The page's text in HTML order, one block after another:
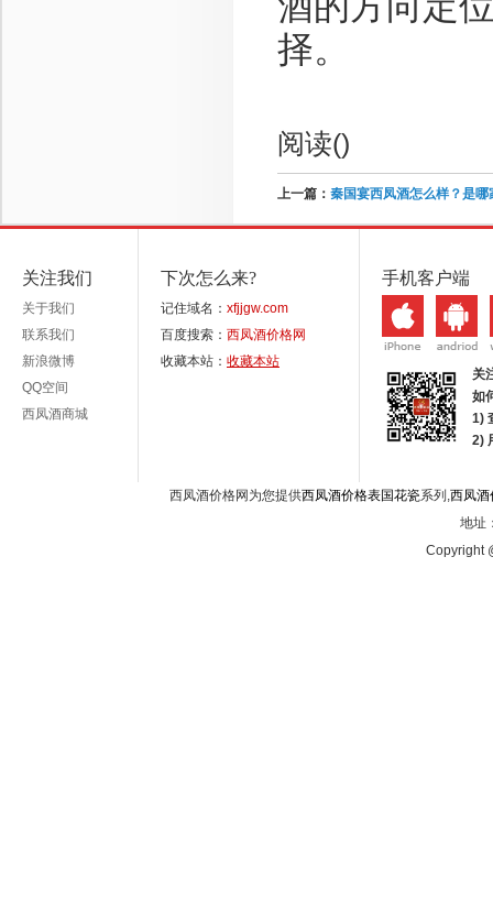
择。
阅读()
上一篇： 秦国宴西凤酒怎么样？是哪
关注我们
关于我们
联系我们
新浪微博
QQ空间
西凤酒商城
下次怎么来?
记住域名： xfjjgw.com
百度搜索： 西凤酒价格网
收藏本站： 收藏本站
手机客户端
关
如
1)
2)
西凤酒价格网为您提供西凤酒价格表国花瓷系列,西凤酒
地址
Copyright